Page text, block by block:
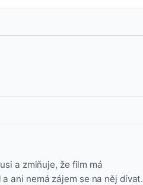
a zmiňuje, že film má
ani nemá zájem se na něj dívat.